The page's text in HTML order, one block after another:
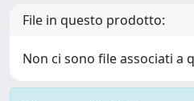
File in questo prodotto:
Non ci sono file associati a